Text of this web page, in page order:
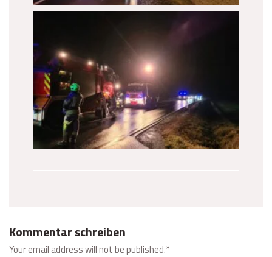
Kommentar schreiben
Your email address will not be published.*